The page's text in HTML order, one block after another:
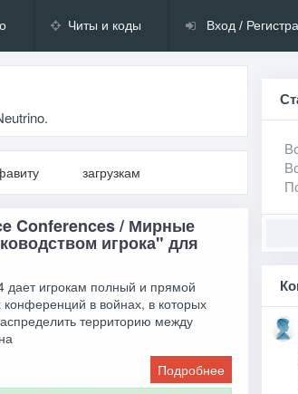
Читы и коды Вход /
загрузкам
Conferences / Мирные
игрока" для
дает игрокам полный и прямой
в войнах, в которых
территорию между
Подробнее